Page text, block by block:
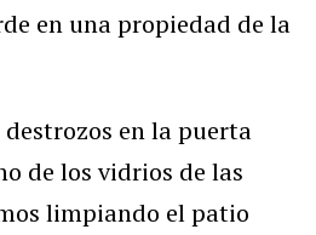
en una propiedad de la
en la puerta
de los vidrios de las
limpiando el patio